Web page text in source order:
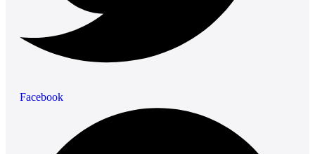
Facebook